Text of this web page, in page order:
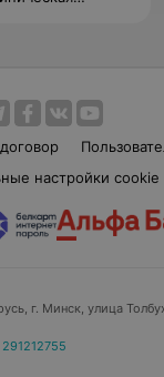
настройки cookie
г. Минск, улица